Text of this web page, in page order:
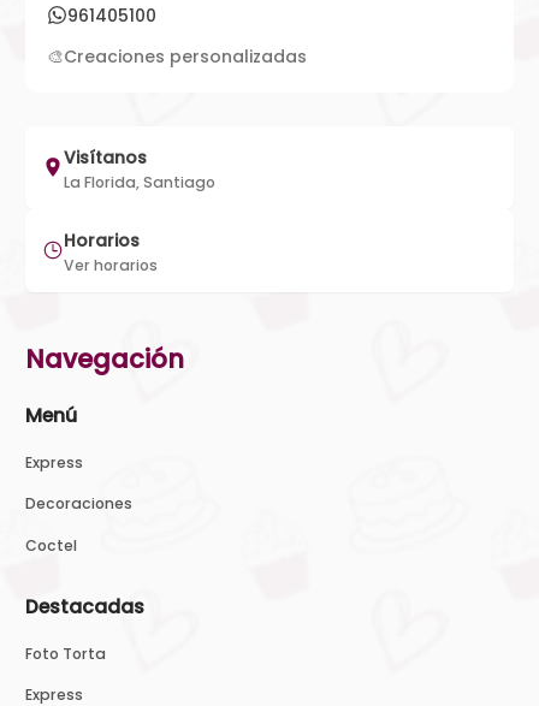
961405100
🎨Creaciones personalizadas
Visítanos
La Florida, Santiago
Horarios
Ver horarios
Navegación
Menú
Express
Decoraciones
Coctel
Destacadas
Foto Torta
Express